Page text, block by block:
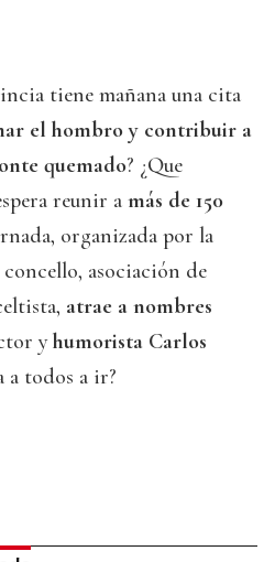
tiene mañana una cita
el hombro y contribuir a
quemado? ¿Que
reunir a más de 150
organizada por la
asociación de
atrae a nombres
yhumorista Carlos
a todos a ir?